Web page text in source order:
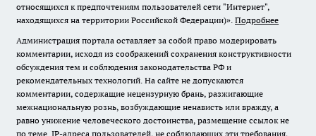
относящихся к предпочтениям пользователей сети "Интернет",
находящихся на территории Российской Федерации)». Подробнее
Администрация портала оставляет за собой право модерировать
комментарии, исходя из соображений сохранения конструктивности
обсуждения тем и соблюдения законодательства РФ и
рекомендательных технологий. На сайте не допускаются
комментарии, содержащие нецензурную брань, разжигающие
межнациональную рознь, возбуждающие ненависть или вражду, а
равно унижение человеческого достоинства, размещение ссылок не
по теме. IP-адреса пользователей, не соблюдающих эти требования,